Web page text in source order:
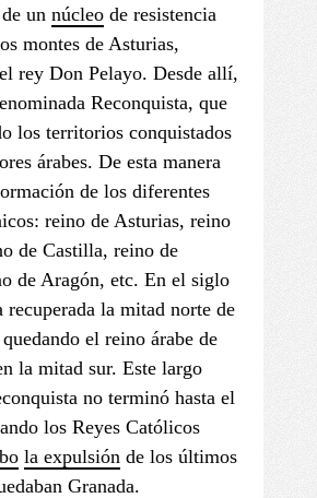
de un núcleo de resistencia
montes de Asturias,
rey Don Pelayo. Desde allí,
Reconquista, que
los territorios conquistados
árabes. De esta manera
de los diferentes
reino de Asturias, reino
de Castilla, reino de
de Aragón, etc. En el siglo
recuperada la mitad norte de
el reino árabe de
la mitad sur. Este largo
no terminó hasta el
los Reyes Católicos
la expulsión de los últimos
Granada.